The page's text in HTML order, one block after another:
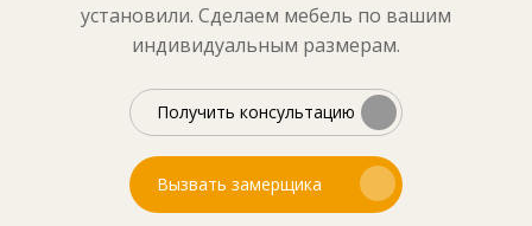
установили. Сделаем мебель по вашим
индивидуальным размерам.
Получить консультацию
Вызвать замерщика